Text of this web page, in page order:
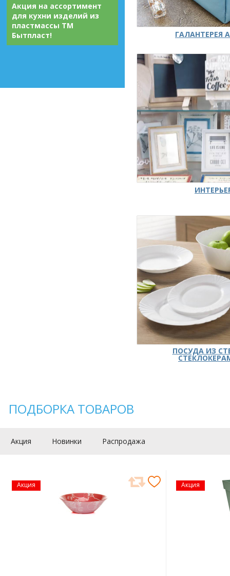
Акция на ассортимент
для кухни изделий из
пластмассы ТМ
Бытпласт!
ГАЛАНТЕРЕЯ
ПОСУДА ИЗ
ПОДБОРКА ТОВАРОВ
Акция Новинки Распродажа
Акция Акция